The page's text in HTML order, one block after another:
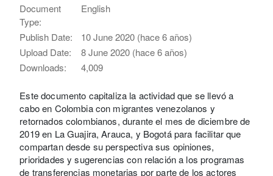
Document
Type:
English
Publish Date:
10 June 2020 (hace 6 años)
Upload Date:
8 June 2020 (hace 6 años)
Downloads:
4,009
Este documento capitaliza la actividad que se llevó a
cabo en Colombia con migrantes venezolanos y
retornados colombianos, durante el mes de diciembre de
2019 en La Guajira, Arauca, y Bogotá para facilitar que
compartan desde su perspectiva sus opiniones,
prioridades y sugerencias con relación a los programas
de transferencias monetarias por parte de los actores